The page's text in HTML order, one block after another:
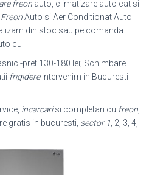
freon auto, climatizare auto cat si
Auto si Aer Conditionat Auto
din stoc sau pe comanda
cu
-pret 130-180 lei; Schimbare
frigidereintervenim in Bucuresti
incarcarisi completari cu freon
gratis in bucuresti, sector 1 , 2, 3, 4,